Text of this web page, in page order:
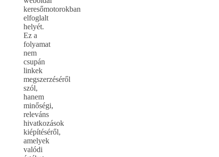
keresőmotorokban
elfoglalt
helyét.
Ez a
folyamat
nem
csupán
linkek
megszerzéséről
szól,
hanem
minőségi,
releváns
hivatkozások
kiépítéséről,
amelyek
valódi